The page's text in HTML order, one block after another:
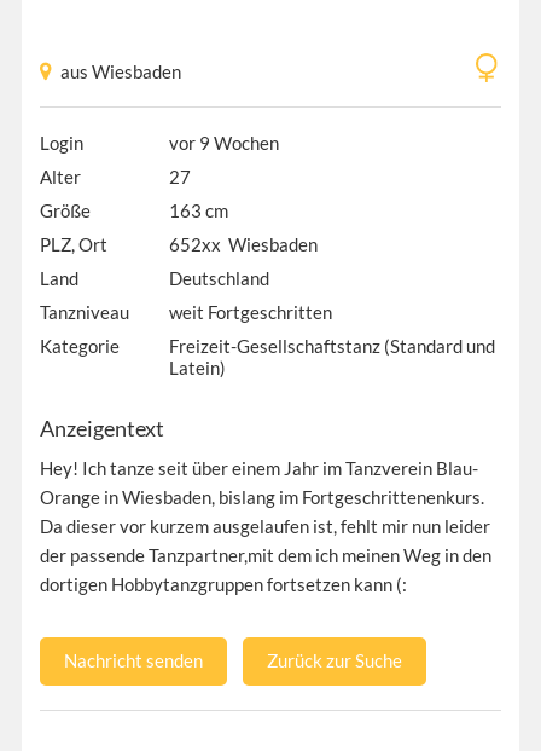
aus Wiesbaden
Login
vor 9 Wochen
Alter
27
Größe
163 cm
PLZ, Ort
652xx Wiesbaden
Land
Deutschland
Tanzniveau
weit Fortgeschritten
Kategorie
Freizeit-Gesellschaftstanz (Standard und
Latein)
Anzeigentext
Hey! Ich tanze seit über einem Jahr im Tanzverein Blau-
Orange in Wiesbaden, bislang im Fortgeschrittenenkurs.
Da dieser vor kurzem ausgelaufen ist, fehlt mir nun leider
der passende Tanzpartner,mit dem ich meinen Weg in den
dortigen Hobbytanzgruppen fortsetzen kann (:
Nachricht senden Zurück zur Suche